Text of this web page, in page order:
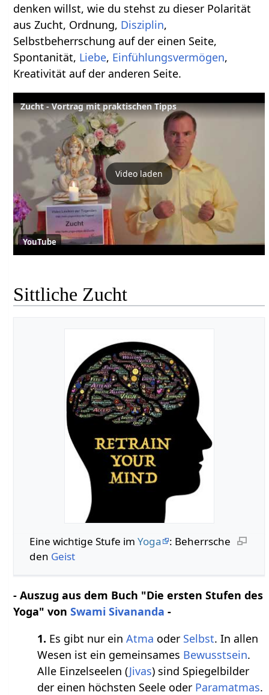
denken willst, wie du stehst zu dieser Polarität
aus Zucht, Ordnung, Disziplin,
Selbstbeherrschung auf der einen Seite,
Spontanität, Liebe, Einfühlungsvermögen,
Kreativität auf der anderen Seite.
Zucht - Vortrag mit praktischen Tipps
Video laden
YouTube
Sittliche Zucht
Eine wichtige Stufe im Yoga
: Beherrsche
den Geist
- Auszug aus dem Buch "Die ersten Stufen des
Yoga" vonSwami Sivananda -
1. Es gibt nur einAtma oder Selbst. In allen
Wesen ist ein gemeinsames Bewusstsein.
Alle Einzelseelen (Jivas) sind Spiegelbilder
der einen höchsten Seele oder Paramatmas.